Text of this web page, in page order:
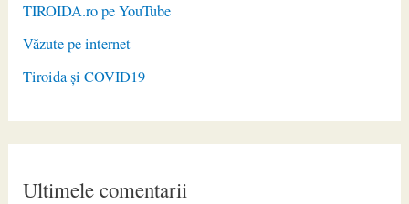
TIROIDA.ro pe YouTube
Văzute pe internet
Tiroida și COVID19
Ultimele comentarii